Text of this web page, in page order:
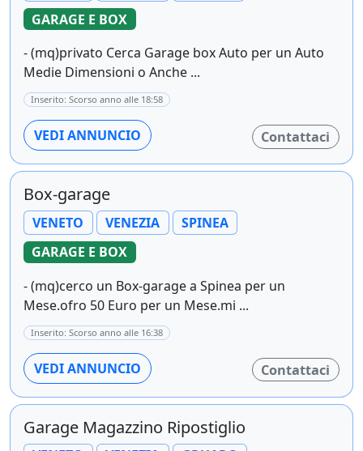
GARAGE E BOX
- (mq)privato Cerca Garage box Auto per un Auto
Medie Dimensioni o Anche ...
Inserito: Scorso anno alle 18:58
VEDI ANNUNCIO Contattaci
Box-garage
VENETO VENEZIA
SPINEA
GARAGE E BOX
- (mq)cerco un Box-garage a Spinea per un
Mese.ofro 50 Euro per un Mese.mi ...
Inserito: Scorso anno alle 16:38
VEDI ANNUNCIO Contattaci
Garage Magazzino Ripostiglio